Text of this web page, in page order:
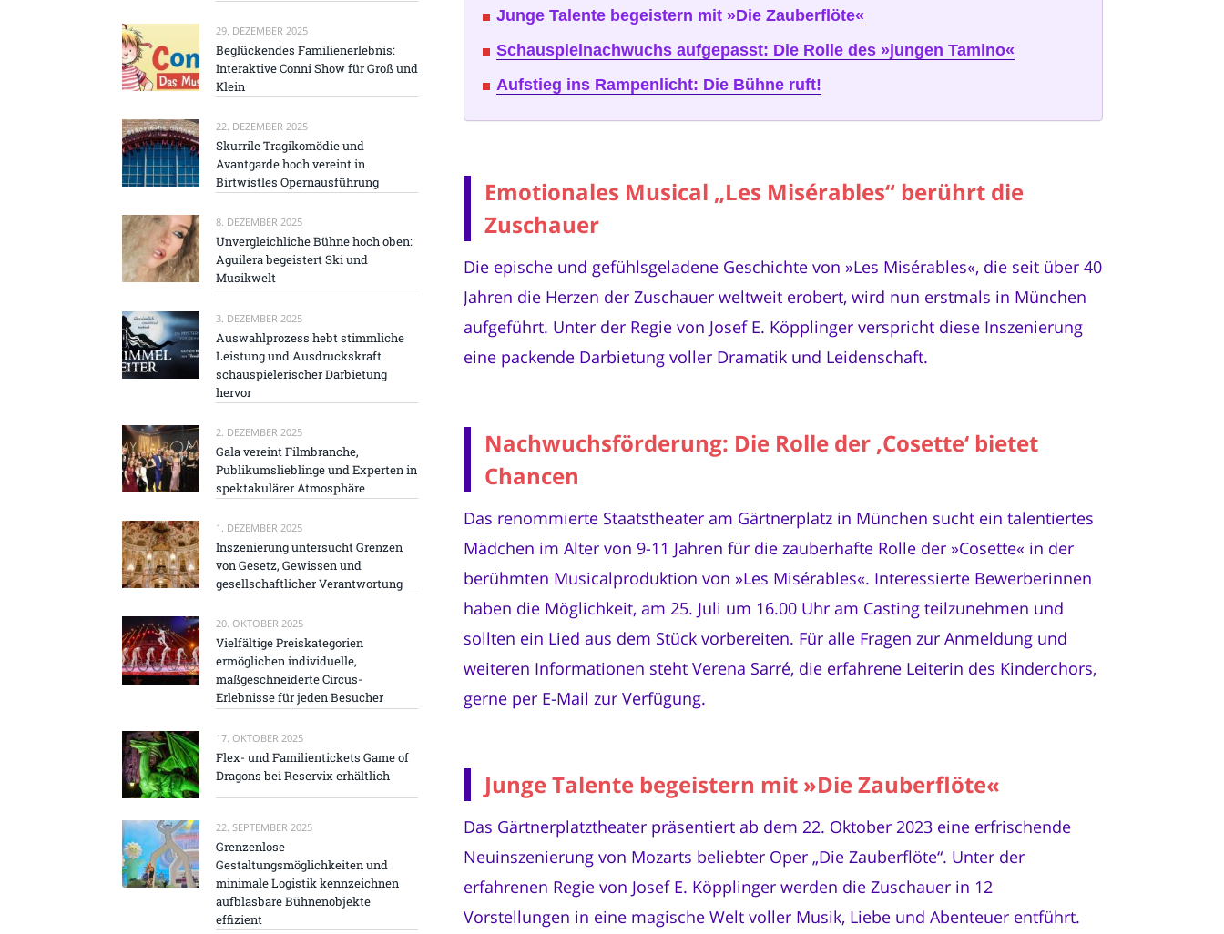
Junge Talente begeistern mit »Die Zauberflöte«
Schauspielnachwuchs aufgepasst: Die Rolle des »jungen Tamino«
Aufstieg ins Rampenlicht: Die Bühne ruft!
Emotionales Musical „Les Misérables“ berührt die
Zuschauer
Die epische und gefühlsgeladene Geschichte von »Les Misérables«, die seit über 40
Jahren die Herzen der Zuschauer weltweit erobert, wird nun erstmals in München
aufgeführt. Unter der Regie von Josef E. Köpplinger verspricht diese Inszenierung
eine packende Darbietung voller Dramatik und Leidenschaft.
Nachwuchsförderung: Die Rolle der ‚Cosette‘ bietet
Chancen
Das renommierte Staatstheater am Gärtnerplatz in München sucht ein talentiertes
Mädchen im Alter von 9-11 Jahren für die zauberhafte Rolle der »Cosette« in der
berühmten Musicalproduktion von »Les Misérables«. Interessierte Bewerberinnen
haben die Möglichkeit, am 25. Juli um 16.00 Uhr am Casting teilzunehmen und
sollten ein Lied aus dem Stück vorbereiten. Für alle Fragen zur Anmeldung und
weiteren Informationen steht Verena Sarré, die erfahrene Leiterin des Kinderchors,
gerne per E-Mail zur Verfügung.
Junge Talente begeistern mit »Die Zauberflöte«
Das Gärtnerplatztheater präsentiert ab dem 22. Oktober 2023 eine erfrischende
Neuinszenierung von Mozarts beliebter Oper „Die Zauberflöte“. Unter der
erfahrenen Regie von Josef E. Köpplinger werden die Zuschauer in 12
Vorstellungen in eine magische Welt voller Musik, Liebe und Abenteuer entführt.
29. DEZEMBER 2025
Beglückendes Familienerlebnis:
Interaktive Conni Show für Groß und
Klein
22. DEZEMBER 2025
Skurrile Tragikomödie und
Avantgarde hoch vereint in
Birtwistles Opernausführung
8. DEZEMBER 2025
Unvergleichliche Bühne hoch oben:
Aguilera begeistert Ski und
Musikwelt
3. DEZEMBER 2025
Auswahlprozess hebt stimmliche
Leistung und Ausdruckskraft
schauspielerischer Darbietung
hervor
2. DEZEMBER 2025
Gala vereint Filmbranche,
Publikumslieblinge und Experten in
spektakulärer Atmosphäre
1. DEZEMBER 2025
Inszenierung untersucht Grenzen
von Gesetz, Gewissen und
gesellschaftlicher Verantwortung
20. OKTOBER 2025
Vielfältige Preiskategorien
ermöglichen individuelle,
maßgeschneiderte Circus-
Erlebnisse für jeden Besucher
17. OKTOBER 2025
Flex- und Familientickets Game of
Dragons bei Reservix erhältlich
22. SEPTEMBER 2025
Grenzenlose
Gestaltungsmöglichkeiten und
minimale Logistik kennzeichnen
aufblasbare Bühnenobjekte
effizient